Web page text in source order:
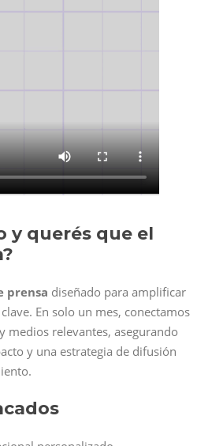
y querés que el
prensa diseñado para amplificar
En solo un mes, conectamos
medios relevantes, asegurando
y una estrategia de difusión